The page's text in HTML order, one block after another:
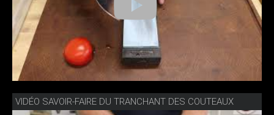
VIDÉO SAVOIR-FAIRE DU TRANCHANT DES COUTEAUX